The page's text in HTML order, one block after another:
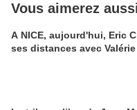
Vous aimerez
A NICE, aujourd'hui, Eric
ses distances avec Valérie